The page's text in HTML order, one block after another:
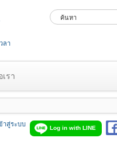
ลา
รา
Log in with LINE
าสู่ระบบ